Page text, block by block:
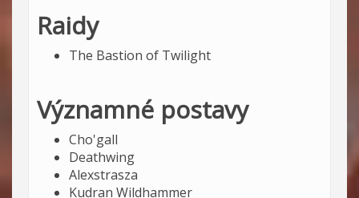
Raidy
The Bastion of Twilight
Významné postavy
Cho'gall
Deathwing
Alexstrasza
Kudran Wildhammer